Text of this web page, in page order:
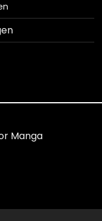
Manga